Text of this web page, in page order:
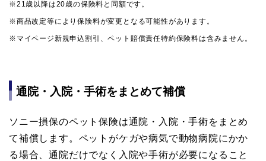
※21歳以降は20歳の保険料と同額です。
※商品改定等により保険料が変更となる可能性があります。
※マイページ新規申込割引、ペット賠償責任特約保険料は含みません。
通院・入院・手術をまとめて補償
ソニー損保のペット保険は通院・入院・手術をまとめ
て補償します。ペットがケガや病気で動物病院にかか
る場合、通院だけでなく入院や手術が必要になること